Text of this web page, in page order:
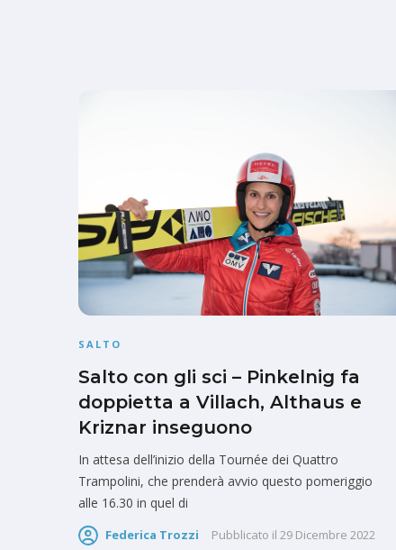
SALTO
Salto con gli sci – Pinkelnig fa
doppietta a Villach, Althaus e
Kriznar inseguono
In attesa dell’inizio della Tournée dei Quattro
Trampolini, che prenderà avvio questo pomeriggio
alle 16.30 in quel di
Federica Trozzi Pubblicato il 29 Dicembre 2022